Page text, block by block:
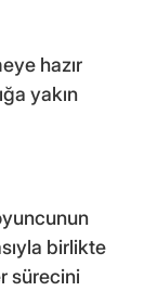
hazır
yakın
birlikte
sürecini